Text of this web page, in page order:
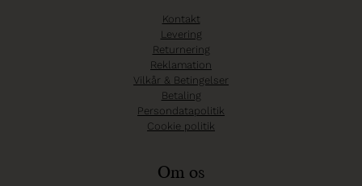
Kontakt
Levering
Returnering
Reklamation
Vilkår & Betingelser
Betaling
Persondatapolitik
Cookie politik
Om os